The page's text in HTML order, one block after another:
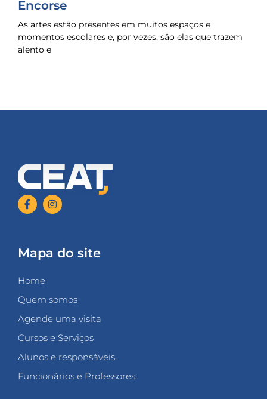
Encorse
As artes estão presentes em muitos espaços e
momentos escolares e, por vezes, são elas que trazem
alento e
Mapa do site
Home
Quem somos
Agende uma visita
Cursos e Serviços
Alunos e responsáveis
Funcionários e Professores